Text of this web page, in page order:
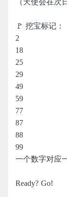
（天使会在次
🚩 挖宝标记：
2
18
25
29
49
59
77
87
88
99
一个数字对应
Ready? Go!